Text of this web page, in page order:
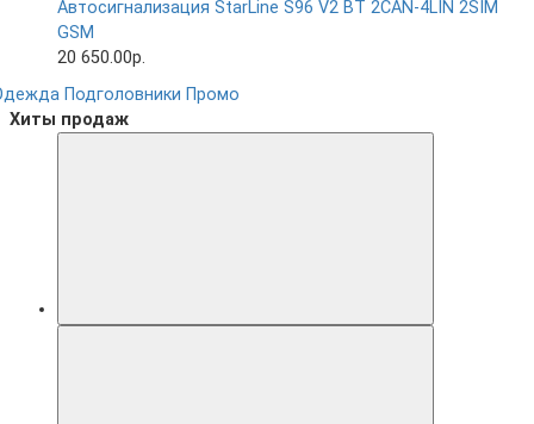
Автосигнализация StarLine S96 V2 BT 2CAN-4LIN 2SIM
GSM
20 650.00р.
Подголовники Промо
Хиты продаж